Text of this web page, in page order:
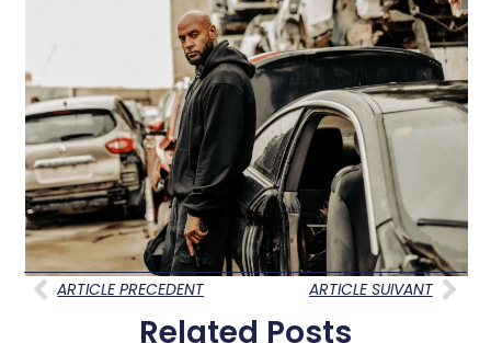
ARTICLE PRECEDENT ARTICLE SUIVANT
Related Posts